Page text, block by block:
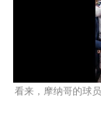
看来，摩纳哥的球